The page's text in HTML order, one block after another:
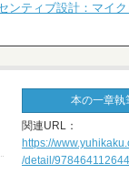
ンティブ設計：マイ
本の一章執
関連URL：
https://
/detail/